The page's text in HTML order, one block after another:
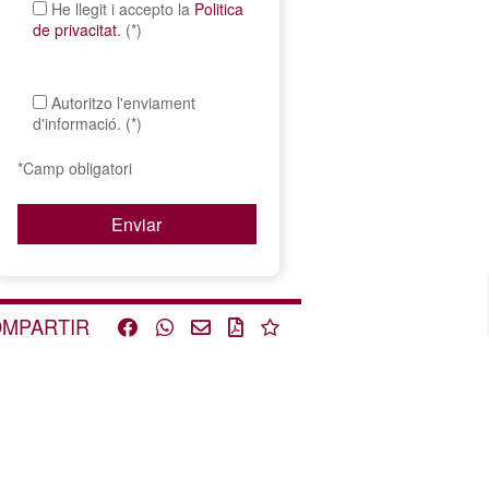
He llegit i accepto la Politica
de privacitat. (*)
Autoritzo l'enviament
d'informació. (*)
*Camp obligatori